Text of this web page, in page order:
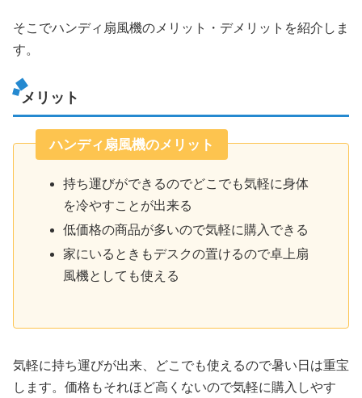
そこでハンディ扇風機のメリット・デメリットを紹介しま
す。
メリット
ハンディ扇風機のメリット
持ち運びができるのでどこでも気軽に身体
を冷やすことが出来る
低価格の商品が多いので気軽に購入できる
家にいるときもデスクの置けるので卓上扇
風機としても使える
気軽に持ち運びが出来、どこでも使えるので暑い日は重宝
します。価格もそれほど高くないので気軽に購入しやす